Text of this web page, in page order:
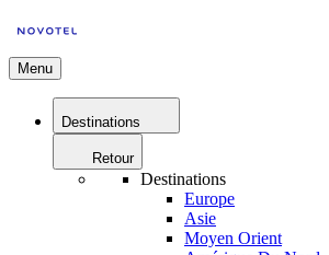
Menu
Destinations
Retour
Destinations
Europe
Asie
Moyen Orient